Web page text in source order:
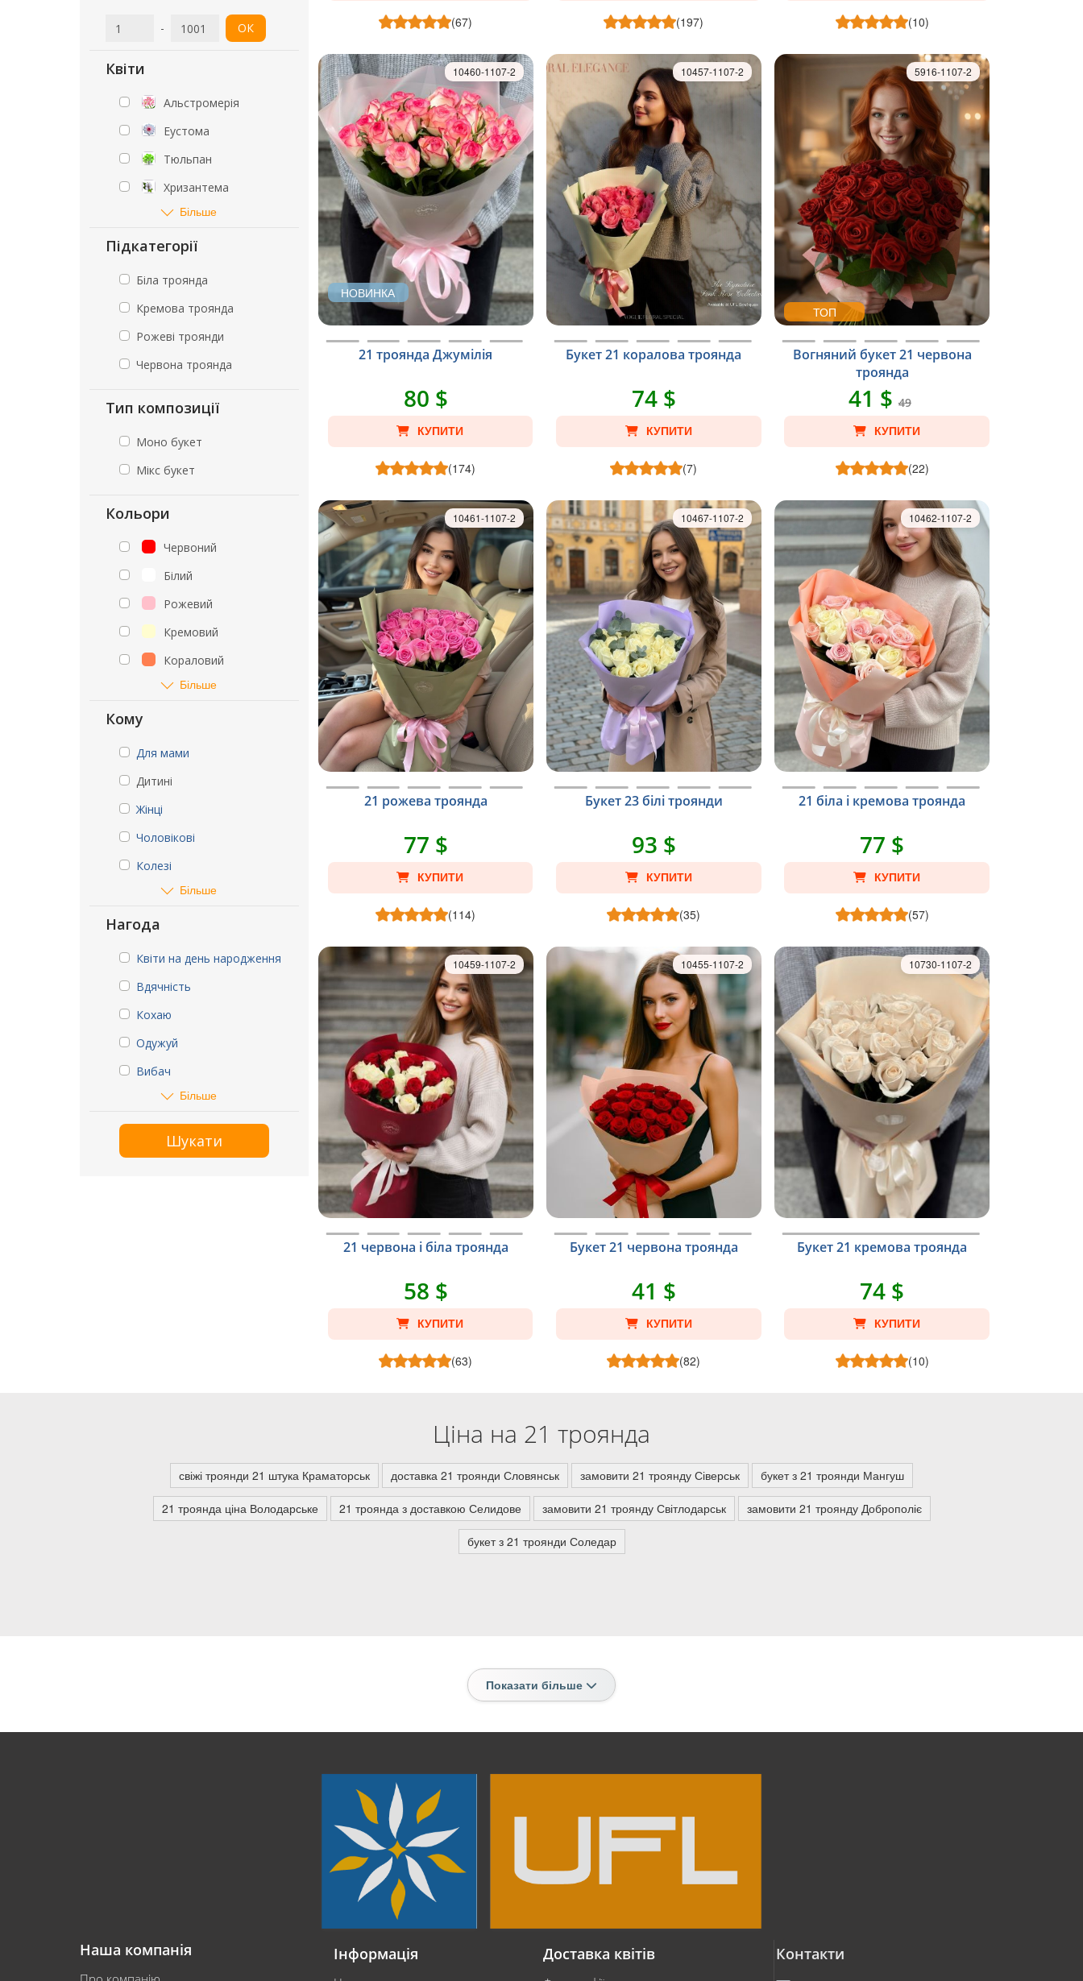
- ОК
Квіти
Альстромерія
Еустома
Тюльпан
Хризантема
Більше
Підкатегорії
Біла троянда
Кремова троянда
Рожеві троянди
Червона троянда
Тип композиції
Моно букет
Мікс букет
Кольори
Червоний
Білий
Рожевий
Кремовий
Кораловий
Більше
Кому
Для мами
Дитині
Жінці
Чоловікові
Колезі
Більше
Нагода
Квіти на день народження
Вдячність
Кохаю
Одужуй
Вибач
Більше
Шукати
(67) (197) (10)
НОВИНКА
21 троянда Джумілія
10460-1107-2
80 $
КУПИТИ
(174)
Букет 21 коралова троянда
10457-1107-2
74 $
КУПИТИ
(7)
ТОП
Вогняний букет 21 червона
троянда
5916-1107-2
41 $49
КУПИТИ
(22)
21 рожева троянда
10461-1107-2
77 $
КУПИТИ
(114)
Букет 23 білі троянди
10467-1107-2
93 $
КУПИТИ
(35)
21 біла і кремова троянда
10462-1107-2
77 $
КУПИТИ
(57)
21 червона і біла троянда
10459-1107-2
58 $
КУПИТИ
(63)
Букет 21 червона троянда
10455-1107-2
41 $
КУПИТИ
(82)
Букет 21 кремова троянда
10730-1107-2
74 $
КУПИТИ
(10)
Ціна на 21 троянда
свіжі троянди 21 штука Краматорськ доставка 21 троянди Словянськ замовити 21 троянду Сіверськ букет з 21 троянди Мангуш
21 троянда ціна Володарське 21 троянда з доставкою Селидове замовити 21 троянду Світлодарськ замовити 21 троянду Доброполіє
букет з 21 троянди Соледар
Показати більше
Наша компанія Інформація Доставка квітів Контакти